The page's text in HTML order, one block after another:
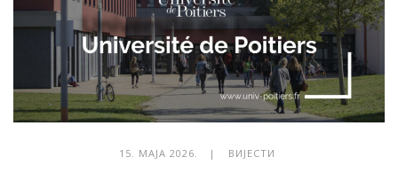
15. МАЈА 2026. | ВИЈЕСТИ